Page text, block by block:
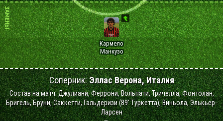
Кармело
Манкузо
Соперник:Эллас Верона, Италия
Состав на матч: Джулиани, Феррони, Вольпати, Тричелла, Фонтолан,
Бригель, Бруни, Саккетти, Гальдеризи (89' Туркетта), Виньола, Элькьер-
Ларсен